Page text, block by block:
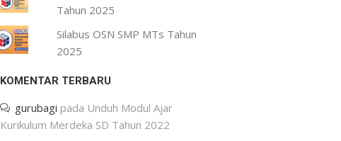
Tahun 2025
Silabus OSN SMP MTs Tahun
2025
KOMENTAR TERBARU
gurubagi pada Unduh Modul Ajar
Kurikulum Merdeka SD Tahun 2022